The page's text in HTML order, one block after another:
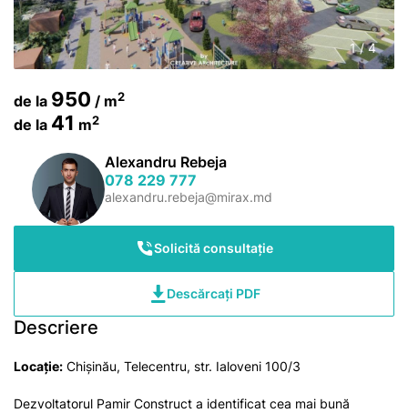
1/4
Descriere
Locație: Chișinău, Telecentru, str. Ialoveni 100/3
Dezvoltatorul Pamir Construct a identificat cea mai bună
de la 950 / m2
de la 41 m2
Alexandru Rebeja
078 229 777
alexandru.rebeja@mirax.md
Solicită consultație
Descărcați PDF